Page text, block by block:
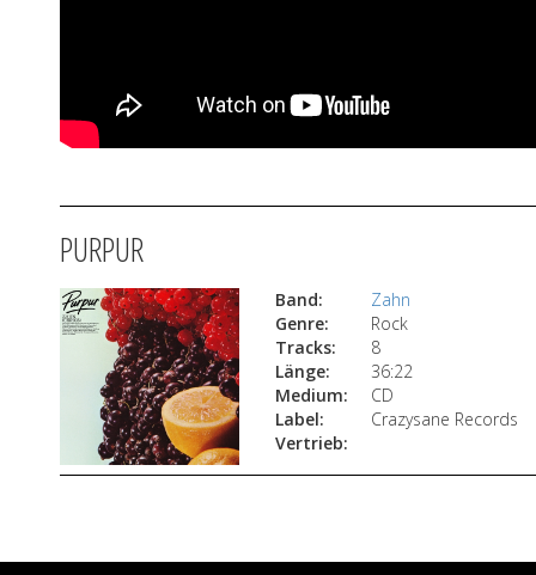
PURPUR
Band:
Zahn
Genre:
Rock
Tracks:
8
Länge:
36:22
Medium:
CD
Label:
Crazysane Records
Vertrieb: